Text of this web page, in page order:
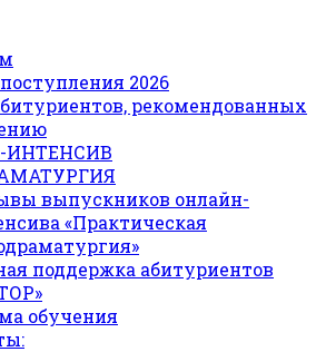
2026
рекомендованных
выпускников онлайн-
«Практическая
поддержка абитуриентов
обучения